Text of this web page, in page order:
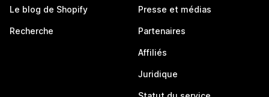
Le blog de Shopify
Recherche
Presse et médias
Partenaires
Affiliés
Juridique